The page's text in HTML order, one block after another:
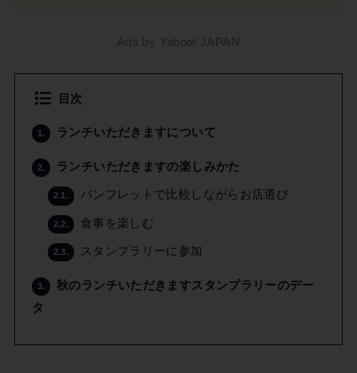
Ads by Yahoo! JAPAN
目次
1. ランチいただきますについて
2. ランチいただきますの楽しみかた
2.1. パンフレットで比較しながらお店選び
2.2. 食事を楽しむ
2.3. スタンプラリーに参加
3.
秋のランチいただきますスタンプラリーのデー
タ